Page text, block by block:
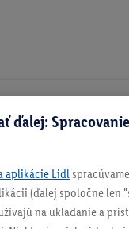
Bezpečný nákup
ďalej:
aplikácie Lidl
(ďalej spoločne len
na ukladanie a